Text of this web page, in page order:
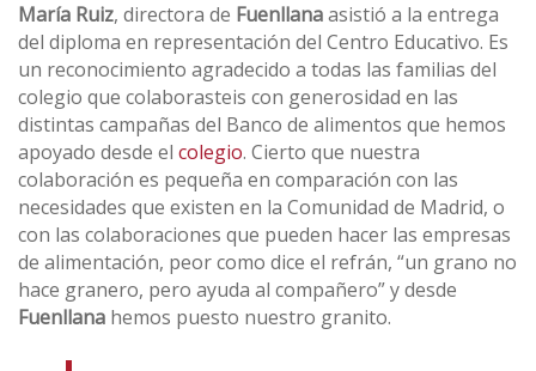
María Ruiz, directora de Fuenllanaasistió a la entrega
del diploma en representación del Centro Educativo. Es
un reconocimiento agradecido a todas las familias del
colegio que colaborasteis con generosidad en las
distintas campañas del Banco de alimentos que hemos
apoyado desde el colegio. Cierto que nuestra
colaboración es pequeña en comparación con las
necesidades que existen en la Comunidad de Madrid, o
con las colaboraciones que pueden hacer las empresas
de alimentación, peor como dice el refrán, “un grano no
hace granero, pero ayuda al compañero” y desde
Fuenllana hemos puesto nuestro granito.